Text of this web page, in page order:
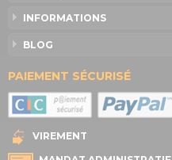
INFORMATIONS
BLOG
PAIEMENT SÉCURISÉ
VIREMENT